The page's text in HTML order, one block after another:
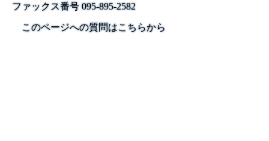
ファックス番号095-895-2582
このページへの質問はこちらから